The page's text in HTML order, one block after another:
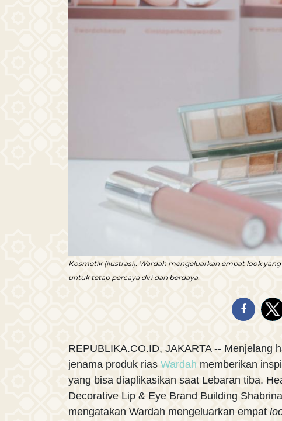
Kosmetik (ilustrasi). Wardah mengeluarkan empat look
untuk tetap percaya diri dan berdaya.
REPUBLIKA.CO.ID, JAKARTA -- Menjelang
jenama produk rias Wardah memberikan
yang bisa diaplikasikan saat Lebaran tiba.
Decorative Lip & Eye Brand Building
mengatakan Wardah mengeluarkan empat